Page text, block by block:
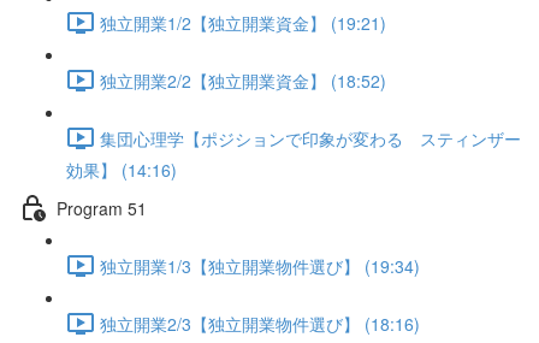
独立開業1/2【独立開業資金】 (19:21)
独立開業2/2【独立開業資金】 (18:52)
集団心理学【ポジションで印象が変わる スティンザー
効果】 (14:16)
Program 51
独立開業1/3【独立開業物件選び】 (19:34)
独立開業2/3【独立開業物件選び】 (18:16)